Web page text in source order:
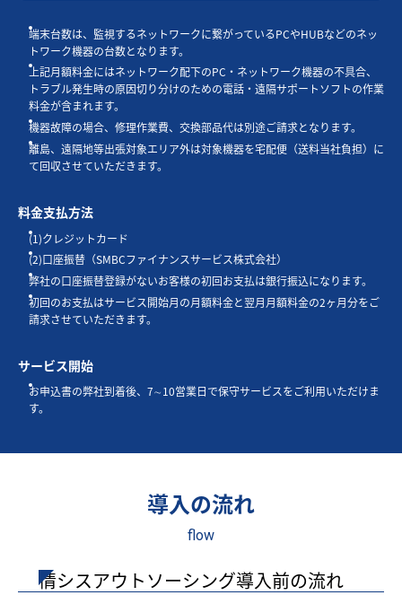
端末台数は、監視するネットワークに繋がっているPCやHUBなどのネッ
トワーク機器の台数となります。
上記月額料金にはネットワーク配下のPC・ネットワーク機器の不具合、
トラブル発生時の原因切り分けのための電話・遠隔サポートソフトの作業
料金が含まれます。
機器故障の場合、修理作業費、交換部品代は別途ご請求となります。
離島、遠隔地等出張対象エリア外は対象機器を宅配便（送料当社負担）に
て回収させていただきます。
料金支払方法
(1)クレジットカード
(2)口座振替（SMBCファイナンスサービス株式会社）
弊社の口座振替登録がないお客様の初回お支払は銀行振込になります。
初回のお支払はサービス開始月の月額料金と翌月月額料金の2ヶ月分をご
請求させていただきます。
サービス開始
お申込書の弊社到着後、7∼10営業日で保守サービスをご利用いただけま
す。
導入の流れ
flow
情シスアウトソーシング導入前の流れ